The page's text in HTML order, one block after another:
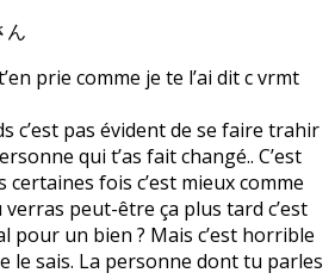
ん
prie comme je te l’ai dit c vrmt
c’est pas évident de se faire trahir
qui t’as fait changé.. C’est
fois c’est mieux comme
peut-être ça plus tard c’est
pour un bien ? Mais c’est horrible
le sais. La personne dont tu parles